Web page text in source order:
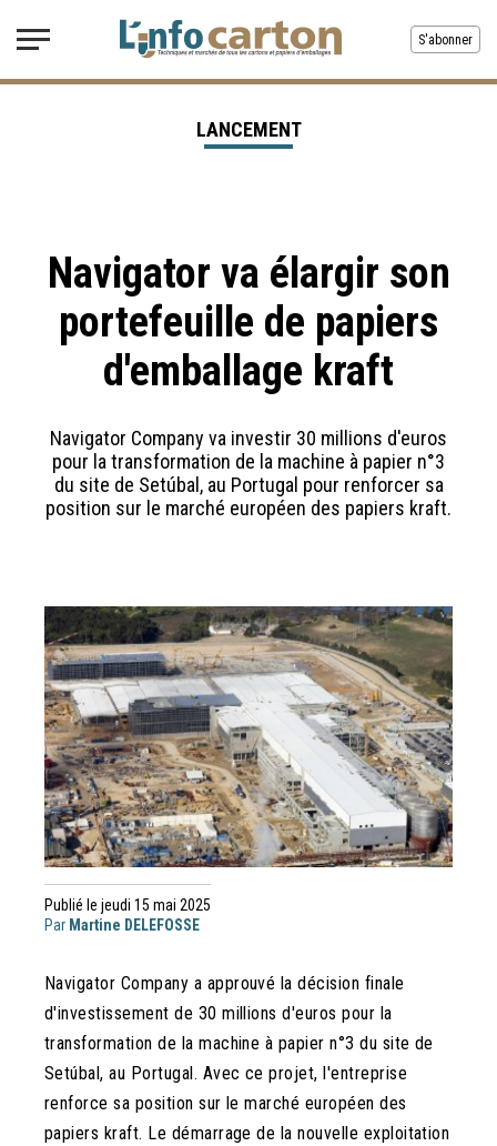
S'abonner
Navigator va élargir son
portefeuille de papiers
d'emballage kraft
Navigator Company va investir 30 millions d'euros
pour la transformation de la machine à papier n°3
du site de Setúbal, au Portugal pour renforcer sa
position sur le marché européen des papiers kraft.
LANCEMENT
Publié le jeudi 15 mai 2025
Par Martine DELEFOSSE
Navigator Company a approuvé la décision finale
d'investissement de 30 millions d'euros pour la
transformation de la machine à papier n°3 du site de
Setúbal, au Portugal. Avec ce projet, l'entreprise
renforce sa position sur le marché européen des
papiers kraft. Le démarrage de la nouvelle exploitation